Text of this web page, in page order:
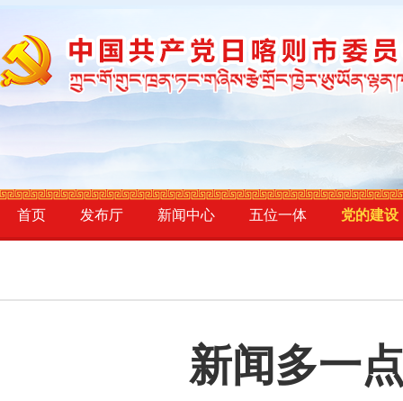
首页 发布厅 新闻中心 五位一体 党的建设
新闻多一